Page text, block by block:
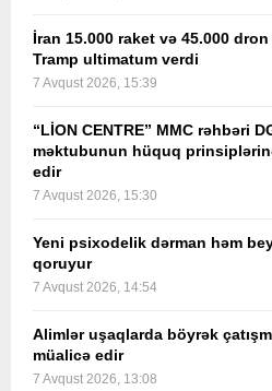
İran 15.000 raket və 45.000 dron
Tramp ultimatum verdi
7 Avqust 2026, 15:39
“LİON CENTRE” MMC rəhbəri
məktubunun hüquq
edir
7 Avqust 2026, 15:30
Yeni psixodelik dərman həm
qoruyur
7 Avqust 2026, 14:54
Alimlər uşaqlarda böyrək
müalicə edir
7 Avqust 2026, 13:08